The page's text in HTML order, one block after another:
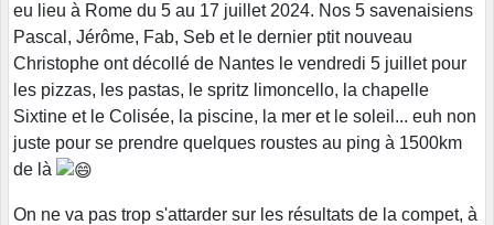
eu lieu à Rome du 5 au 17 juillet 2024. Nos 5 savenaisiens
Pascal, Jérôme, Fab, Seb et le dernier ptit nouveau
Christophe ont décollé de Nantes le vendredi 5 juillet pour
les pizzas, les pastas, le spritz limoncello, la chapelle
Sixtine et le Colisée, la piscine, la mer et le soleil... euh non
juste pour se prendre quelques roustes au ping à 1500km
de là
On ne va pas trop s'attarder sur les résultats de la compet, à